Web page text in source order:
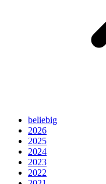
beliebig
2026
2025
2024
2023
2022